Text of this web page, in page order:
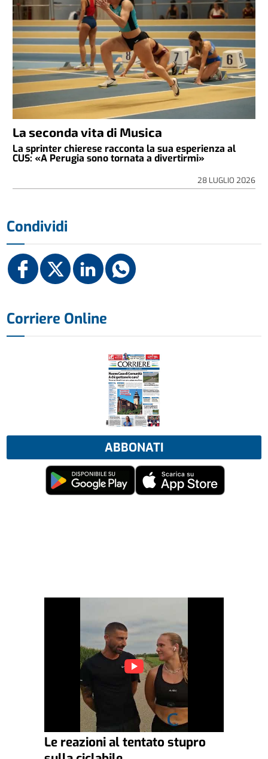
La seconda vita di Musica
La sprinter chierese racconta la sua esperienza al
CUS: «A Perugia sono tornata a divertirmi»
28 LUGLIO 2026
Condividi
Corriere Online
ABBONATI
Le reazioni al tentato stupro